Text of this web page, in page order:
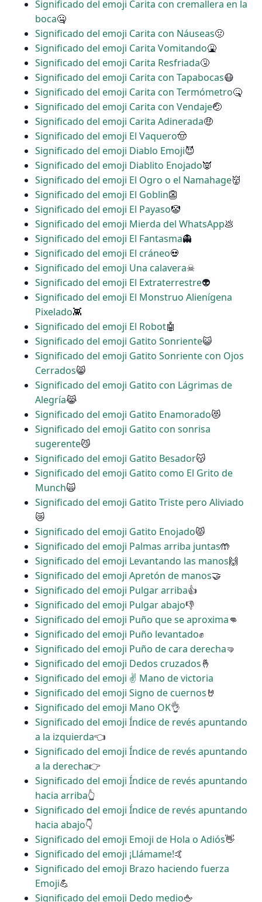
Significado del emoji Carita con cremallera en la
boca🤐
Significado del emoji Carita con Náuseas🤢
Significado del emoji Carita Vomitando🤮
Significado del emoji Carita Resfriada🤧
Significado del emoji Carita con Tapabocas😷
Significado del emoji Carita con Termómetro🤒
Significado del emoji Carita con Vendaje🤕
Significado del emoji Carita Adinerada🤑
Significado del emoji El Vaquero🤠
Significado del emoji Diablo Emoji😈
Significado del emoji Diablito Enojado👿
Significado del emoji El Ogro o el Namahage👹
Significado del emoji El Goblin👺
Significado del emoji El Payaso🤡
Significado del emoji Mierda del WhatsApp💩
Significado del emoji El Fantasma👻
Significado del emoji El cráneo💀
Significado del emoji Una calavera☠
Significado del emoji El Extraterrestre👽
Significado del emoji El Monstruo Alienígena
Pixelado👾
Significado del emoji El Robot🤖
Significado del emoji Gatito Sonriente😺
Significado del emoji Gatito Sonriente con Ojos
Cerrados😸
Significado del emoji Gatito con Lágrimas de
Alegría😹
Significado del emoji Gatito Enamorado😻
Significado del emoji Gatito con sonrisa
sugerente😼
Significado del emoji Gatito Besador😽
Significado del emoji Gatito como El Grito de
Munch🙀
Significado del emoji Gatito Triste pero Aliviado
😿
Significado del emoji Gatito Enojado😾
Significado del emoji Palmas arriba juntas🤲
Significado del emoji Levantando las manos🙌
Significado del emoji Apretón de manos🤝
Significado del emoji Pulgar arriba👍
Significado del emoji Pulgar abajo👎
Significado del emoji Puño que se aproxima👊
Significado del emoji Puño levantado✊
Significado del emoji Puño de cara derecha🤜
Significado del emoji Dedos cruzados🤞
Significado del emoji ✌ Mano de victoria
Significado del emoji Signo de cuernos🤘
Significado del emoji Mano OK👌
Significado del emoji Índice de revés apuntando
a la izquierda👈
Significado del emoji Índice de revés apuntando
a la derecha👉
Significado del emoji Índice de revés apuntando
hacia arriba👆
Significado del emoji Índice de revés apuntando
hacia abajo👇
Significado del emoji Emoji de Hola o Adiós👋
Significado del emoji ¡Llámame!🤙
Significado del emoji Brazo haciendo fuerza
Emoji💪
Significado del emoji Dedo medio🖕